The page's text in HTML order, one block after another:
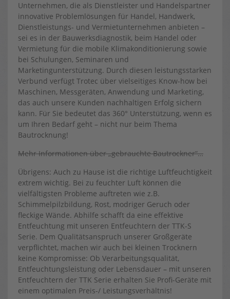
Unternehmen, die als Dienstleister und Handelspartner
innovative Problemlösungen für Handel, Handwerk,
Dienstleistungs- und Vermietunternehmen anbieten –
sei es in der Bauwerksdiagnostik, beim Handel oder
Vermietung für die mobile Klimakonditionierung sowie
bei Schulungen, Seminaren und
Marketingunterstützung. Durch diesen leistungsstarken
Verbund verfügt Trotec über vielseitiges Know-how bei
Maschinen, Messgeräten, Anwendung und Marketing,
das auch unsere Kunden nachhaltigen Erfolg sichern
kann. Für Sie bedeutet das 360° Unterstützung, wenn es
um Ihren Bedarf geht – nicht nur beim Thema
Bautrocknung!
Mehr Informationen über „gebrauchte Bautrockner“…
Übrigens: Auch zu Hause ist die richtige Luftfeuchtigkeit
extrem wichtig. Bei zu feuchter Luft können die
vielfältigsten Probleme auftreten wie z.B.
Schimmelpilzbildung, Rost, modriger Geruch oder
fleckige Wände. Abhilfe schafft da eine effektive
Entfeuchtung mit unseren Entfeuchtern der TTK-S
Serie. Dem Qualitätsanspruch unserer Großgeräte
verpflichtet, machen wir auch bei kleinen Trocknern
keine Kompromisse: Ob Verarbeitungsqualität,
Entfeuchtungsleistung oder Lebensdauer – mit unseren
Entfeuchtern der TTK Serie erhalten Sie Profi-Geräte mit
einem optimalen Preis-/ Leistungsverhältnis!